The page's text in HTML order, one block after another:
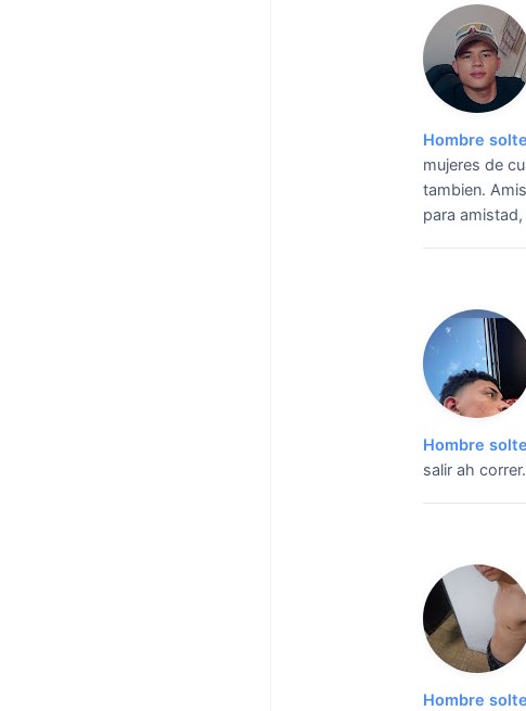
Hombre
mujeres de
tambien.
para
Hombre
salir ah correr.
Hombre